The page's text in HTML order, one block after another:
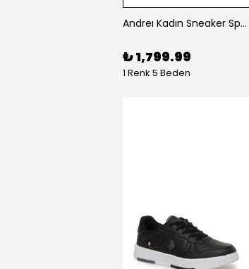
Andreı Kadın Sneaker Spor Ayakkabı
₺ 1,799.99
1 Renk 5 Beden